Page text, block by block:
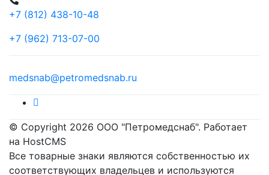
+7 (812) 438-10-48
+7 (962) 713-07-00
medsnab@petromedsnab.ru
© Copyright 2026 ООО "Петромедснаб". Работает
на HostCMS
Все товарные знаки являются собственностью их
соответствующих владельцев и используются